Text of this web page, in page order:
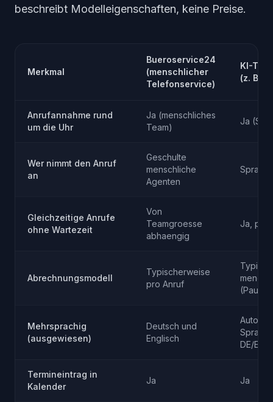
beschreibt Modelleigenschaften, keine Preise.
Merkmal
Bueroservice24
(menschlicher
Telefonservice)
KI-
(z. B.
Anrufannahme rund
um die Uhr
Ja (menschliches
Team)
Ja
Wer nimmt den Anruf
an
Geschulte
menschliche
Agenten
Sprach-
Gleichzeitige Anrufe
ohne Wartezeit
Von
Teamgroesse
abhaengig
Ja,
Abrechnungsmodell
Typischerweise
pro Anruf
Mehrsprachig
(ausgewiesen)
Deutsch und
Englisch
DE/EN)
Termineintrag in
Kalender
Ja Ja